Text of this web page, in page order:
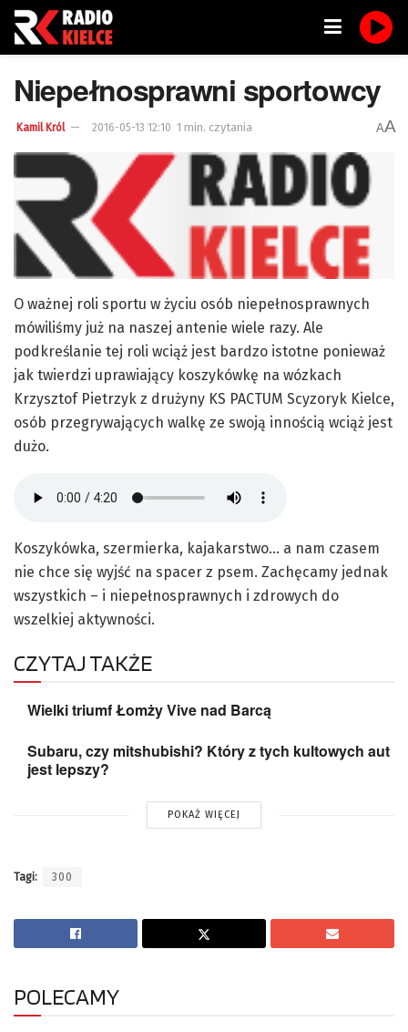
Niepełnosprawni sportowcy
Kamil Król 2016-05-13 12:10 1 min. czytania AA
O ważnej roli sportu w życiu osób niepełnosprawnych
mówiliśmy już na naszej antenie wiele razy. Ale
podkreślanie tej roli wciąż jest bardzo istotne ponieważ
jak twierdzi uprawiający koszykówkę na wózkach
Krzysztof Pietrzyk z drużyny KS PACTUM Scyzoryk Kielce,
osób przegrywających walkę ze swoją innością wciąż jest
dużo.
Koszykówka, szermierka, kajakarstwo… a nam czasem
nie chce się wyjść na spacer z psem. Zachęcamy jednak
wszystkich – i niepełnosprawnych i zdrowych do
wszelkiej aktywności.
CZYTAJ TAKŻE
Wielki triumf Łomży Vive nad Barcą
Subaru, czy mitshubishi? Który z tych kultowych aut
jest lepszy?
POKAŻ WIĘCEJ
Tagi: 300
POLECAMY